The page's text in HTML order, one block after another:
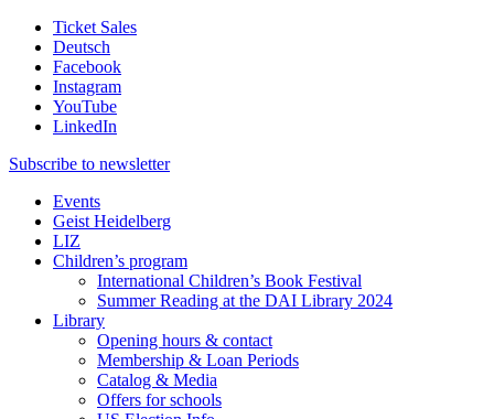
Ticket Sales
Deutsch
Facebook
Instagram
YouTube
LinkedIn
Subscribe to newsletter
Events
Geist Heidelberg
LIZ
Children’s program
International Children’s Book Festival
Summer Reading at the DAI Library 2024
Library
Opening hours & contact
Membership & Loan Periods
Catalog & Media
Offers for schools